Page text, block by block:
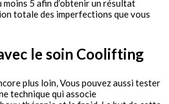
moins 5 afin d’obtenir un résultat
totale des imperfections que vous
le soin Coolifting
plus loin, Vous pouvez aussi tester
technique qui associe